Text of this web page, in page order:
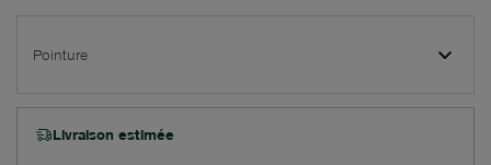
Pointure
Livraison estimée